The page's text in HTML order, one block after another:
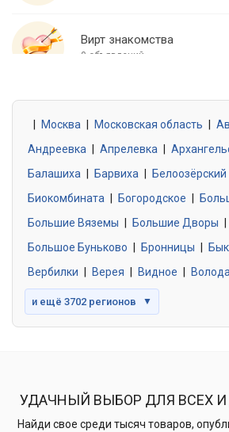
Вирт знакомства
0 объявлений
0 объявлений
Знакомства без
0 объявлений
Москва Московская область
Андреевка
Апрелевка
Балашиха
Барвиха Белоозёрский
Биокомбината
Богородское
Большие Вяземы
Большие Дворы
Большое Буньково
Бронницы
Вербилки
Верея Видное
и ещё 3702 регионов ▼
УДАЧНЫЙ ВЫБОР ДЛЯ ВСЕХ
Найди свое среди тысяч товаров,